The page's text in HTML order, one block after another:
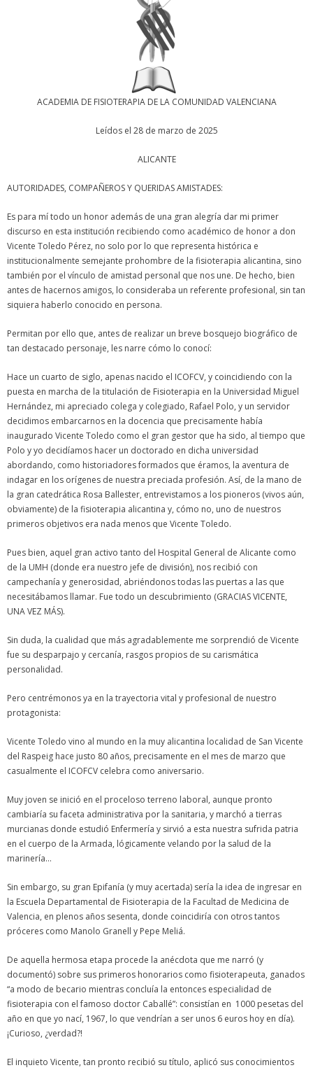
ACADEMIA DE FISIOTERAPIA DE LA COMUNIDAD VALENCIANA
Leídos el 28 de marzo de 2025
ALICANTE
AUTORIDADES, COMPAÑEROS Y QUERIDAS AMISTADES:
Es para mí todo un honor además de una gran alegría dar mi primer
discurso en esta institución recibiendo como académico de honor a don
Vicente Toledo Pérez, no solo por lo que representa histórica e
institucionalmente semejante prohombre de la fisioterapia alicantina, sino
también por el vínculo de amistad personal que nos une. De hecho, bien
antes de hacernos amigos, lo consideraba un referente profesional, sin tan
siquiera haberlo conocido en persona.
Permitan por ello que, antes de realizar un breve bosquejo biográfico de
tan destacado personaje, les narre cómo lo conocí:
Hace un cuarto de siglo, apenas nacido el ICOFCV, y coincidiendo con la
puesta en marcha de la titulación de Fisioterapia en la Universidad Miguel
Hernández, mi apreciado colega y colegiado, Rafael Polo, y un servidor
decidimos embarcarnos en la docencia que precisamente había
inaugurado Vicente Toledo como el gran gestor que ha sido, al tiempo que
Polo y yo decidíamos hacer un doctorado en dicha universidad
abordando, como historiadores formados que éramos, la aventura de
indagar en los orígenes de nuestra preciada profesión. Así, de la mano de
la gran catedrática Rosa Ballester, entrevistamos a los pioneros (vivos aún,
obviamente) de la fisioterapia alicantina y, cómo no, uno de nuestros
primeros objetivos era nada menos que Vicente Toledo.
Pues bien, aquel gran activo tanto del Hospital General de Alicante como
de la UMH (donde era nuestro jefe de división), nos recibió con
campechanía y generosidad, abriéndonos todas las puertas a las que
necesitábamos llamar. Fue todo un descubrimiento (GRACIAS VICENTE,
UNA VEZ MÁS).
Sin duda, la cualidad que más agradablemente me sorprendió de Vicente
fue su desparpajo y cercanía, rasgos propios de su carismática
personalidad.
Pero centrémonos ya en la trayectoria vital y profesional de nuestro
protagonista:
Vicente Toledo vino al mundo en la muy alicantina localidad de San Vicente
del Raspeig hace justo 80 años, precisamente en el mes de marzo que
casualmente el ICOFCV celebra como aniversario.
Muy joven se inició en el proceloso terreno laboral, aunque pronto
cambiaría su faceta administrativa por la sanitaria, y marchó a tierras
murcianas donde estudió Enfermería y sirvió a esta nuestra sufrida patria
en el cuerpo de la Armada, lógicamente velando por la salud de la
marinería…
Sin embargo, su gran Epifanía (y muy acertada) sería la idea de ingresar en
la Escuela Departamental de Fisioterapia de la Facultad de Medicina de
Valencia, en plenos años sesenta, donde coincidiría con otros tantos
próceres como Manolo Granell y Pepe Meliá.
De aquella hermosa etapa procede la anécdota que me narró (y
documentó) sobre sus primeros honorarios como fisioterapeuta, ganados
“a modo de becario mientras concluía la entonces especialidad de
fisioterapia con el famoso doctor Caballé”: consistían en 1000 pesetas del
año en que yo nací, 1967, lo que vendrían a ser unos 6 euros hoy en día).
¡Curioso, ¿verdad?!
El inquieto Vicente, tan pronto recibió su título, aplicó sus conocimientos